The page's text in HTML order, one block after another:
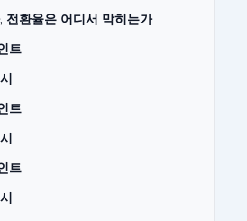
전환율은 어디서 막히는가
트
트
트